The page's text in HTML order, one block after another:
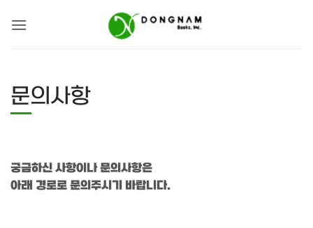
to
문의사항
궁금하신 사항이나 문의사항은
아래 경로로 문의주시기 바랍니다.